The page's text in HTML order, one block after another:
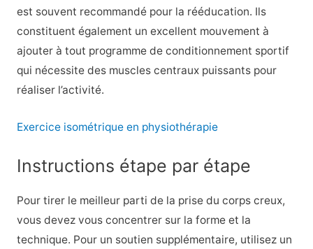
est souvent recommandé pour la rééducation. Ils
constituent également un excellent mouvement à
ajouter à tout programme de conditionnement sportif
qui nécessite des muscles centraux puissants pour
réaliser l’activité.
Exercice isométrique en physiothérapie
Instructions étape par étape
Pour tirer le meilleur parti de la prise du corps creux,
vous devez vous concentrer sur la forme et la
technique. Pour un soutien supplémentaire, utilisez un